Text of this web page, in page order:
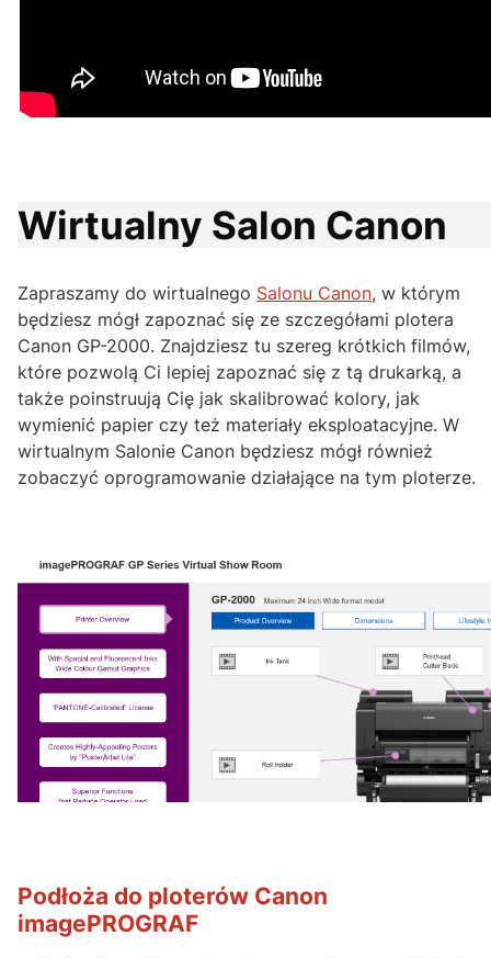
Wirtualny Salon Canon
Zapraszamy do wirtualnego Salonu Canon, w którym
będziesz mógł zapoznać się ze szczegółami plotera
Canon GP-2000. Znajdziesz tu szereg krótkich filmów,
które pozwolą Ci lepiej zapoznać się z tą drukarką, a
także poinstruują Cię jak skalibrować kolory, jak
wymienić papier czy też materiały eksploatacyjne. W
wirtualnym Salonie Canon będziesz mógł również
zobaczyć oprogramowanie działające na tym ploterze.
Podłoża do ploterów Canon
imagePROGRAF